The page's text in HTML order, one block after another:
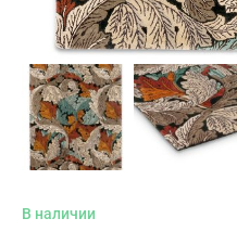
В наличии